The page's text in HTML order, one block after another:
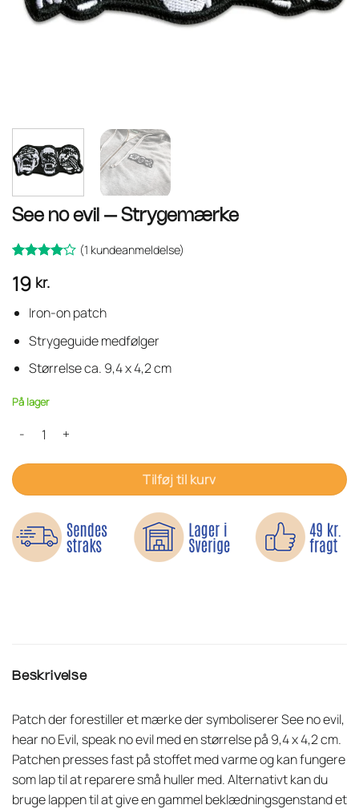
See no evil – Strygemærke
som4
baseret
kundebedømmelse
(1 kundeanmeldelse)
19 kr.
Iron-on patch
Strygeguide medfølger
Størrelse ca. 9,4 x 4,2 cm
På lager
See no evil - Strygemærke antal
Tilføj til kurv
Beskrivelse
Patch der forestiller et mærke der symboliserer See no evil,
hear no Evil, speak no evil med en størrelse på 9,4 x 4,2 cm.
Patchen presses fast på stoffet med varme og kan fungere
som lap til at reparere små huller med. Alternativt kan du
bruge lappen til at give en gammel beklædningsgenstand et